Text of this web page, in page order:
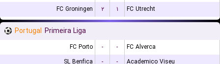
FC Groningen
۲ ۱ FC Utrecht
Portugal Primeira Liga
FC Porto - -
FC Alverca
SL Benfica
- -
Academico Viseu